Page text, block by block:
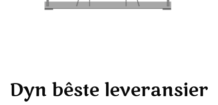
Dyn bêste leveransier